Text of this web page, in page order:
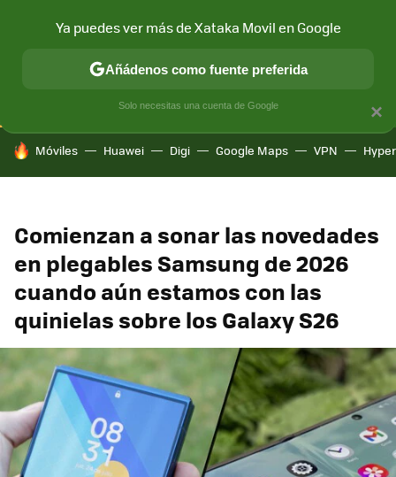
CONECTIVIDAD MÓVIL Y SOCIEDAD APLICACIONES
HOY SE HABLA DE
Móviles Huawei Digi Google Maps VPN
Comienzan a sonar las novedades
en plegables Samsung de 2026
cuando aún estamos con las
quinielas sobre los Galaxy S26
×
Ya puedes ver más de Xataka Movil en Google
Añádenos como fuente preferida
Solo necesitas una cuenta de Google